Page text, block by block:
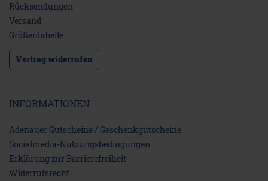
Rücksendungen
Versand
Größentabelle
Vertrag widerrufen
INFORMATIONEN
Adenauer Gutscheine / Geschenkgutscheine
Socialmedia-Nutzungsbedingungen
Erklärung zur Barrierefreiheit
Widerrufs­recht